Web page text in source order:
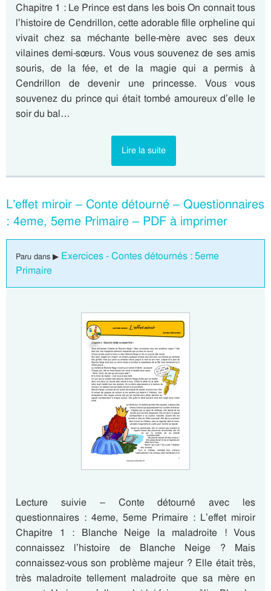
Chapitre 1 : Le Prince est dans les bois On connait tous
l’histoire de Cendrillon, cette adorable fille orpheline qui
vivait chez sa méchante belle-mère avec ses deux
vilaines demi-sœurs. Vous vous souvenez de ses amis
souris, de la fée, et de la magie qui a permis à
Cendrillon de devenir une princesse. Vous vous
souvenez du prince qui était tombé amoureux d’elle le
soir du bal…
Lire la suite
L’effet miroir – Conte détourné – Questionnaires
: 4eme, 5eme Primaire – PDF à imprimer
Paru dans ▶ Exercices - Contes détournés : 5eme
Primaire
Lecture suivie – Conte détourné avec les
questionnaires : 4eme, 5eme Primaire : L’effet miroir
Chapitre 1 : Blanche Neige la maladroite ! Vous
connaissez l’histoire de Blanche Neige ? Mais
connaissez-vous son problème majeur ? Elle était très,
très maladroite tellement maladroite que sa mère en